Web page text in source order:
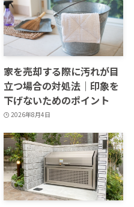
家を売却する際に汚れが目
立つ場合の対処法｜印象を
下げないためのポイント
2026年8月4日